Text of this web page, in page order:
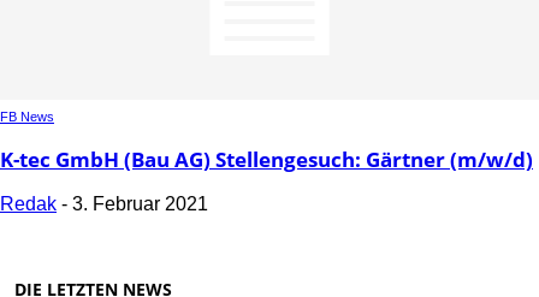
FB News
K-tec GmbH (Bau AG) Stellengesuch: Gärtner (m/w/d)
Redak - 3. Februar 2021
DIE LETZTEN NEWS